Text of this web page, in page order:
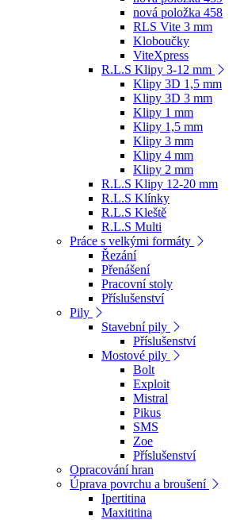
nová položka 458
RLS Vite 3 mm
Kloboučky
ViteXpress
R.L.S Klipy 3-12 mm
Klipy 3D 1,5 mm
Klipy 3D 3 mm
Klipy 1 mm
Klipy 1,5 mm
Klipy 3 mm
Klipy 4 mm
Klipy 2 mm
R.L.S Klipy 12-20 mm
R.L.S Klínky
R.L.S Kleště
R.L.S Multi
Práce s velkými formáty
Řezání
Přenášení
Pracovní stoly
Příslušenství
Pily
Stavební pily
Příslušenství
Mostové pily
Bolt
Exploit
Mistral
Pikus
SMS
Zoe
Příslušenství
Opracování hran
Úprava povrchu a broušení
Ipertitina
Maxititina